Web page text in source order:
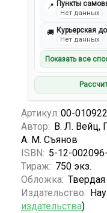
📍 Пункты
Нет данных
🚚 Курьерская
Нет данных
Показать все
Артикул: 00-
Автор: В. Л. Вейц,
А. М. Съянов
ISBN: 5-12-
Тираж: 750 экз.
Обложка:
Издательство:
издательства)